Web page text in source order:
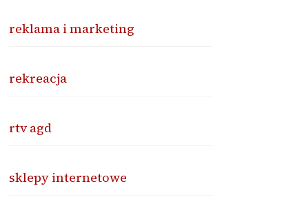
reklama i marketing
rekreacja
rtv agd
sklepy internetowe